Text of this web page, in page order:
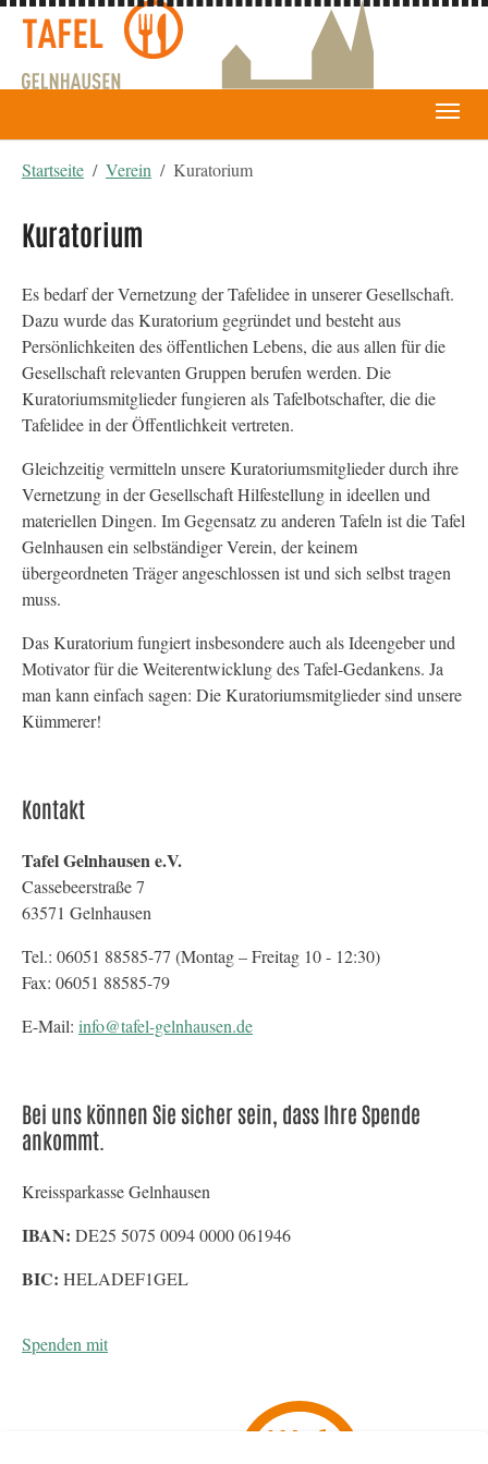
Startseite
Verein Kuratorium
Kuratorium
Es bedarf der Vernetzung der Tafelidee in unserer Gesellschaft.
Dazu wurde das Kuratorium gegründet und besteht aus
Persönlichkeiten des öffentlichen Lebens, die aus allen für die
Gesellschaft relevanten Gruppen berufen werden. Die
Kuratoriumsmitglieder fungieren als Tafelbotschafter, die die
Tafelidee in der Öffentlichkeit vertreten.
Gleichzeitig vermitteln unsere Kuratoriumsmitglieder durch ihre
Vernetzung in der Gesellschaft Hilfestellung in ideellen und
materiellen Dingen. Im Gegensatz zu anderen Tafeln ist die Tafel
Gelnhausen ein selbständiger Verein, der keinem
übergeordneten Träger angeschlossen ist und sich selbst tragen
muss.
Das Kuratorium fungiert insbesondere auch als Ideengeber und
Motivator für die Weiterentwicklung des Tafel-Gedankens. Ja
man kann einfach sagen: Die Kuratoriumsmitglieder sind unsere
Kümmerer!
Kontakt
Tafel Gelnhausen e.V.
Cassebeerstraße 7
63571 Gelnhausen
Tel.: 06051 88585-77 (Montag – Freitag 10 - 12:30)
Fax: 06051 88585-79
E-Mail: info@tafel-gelnhausen.de
Bei uns können Sie sicher sein, dass Ihre Spende
ankommt.
Kreissparkasse Gelnhausen
IBAN: DE25 5075 0094 0000 061946
BIC: HELADEF1GEL
Spenden mit